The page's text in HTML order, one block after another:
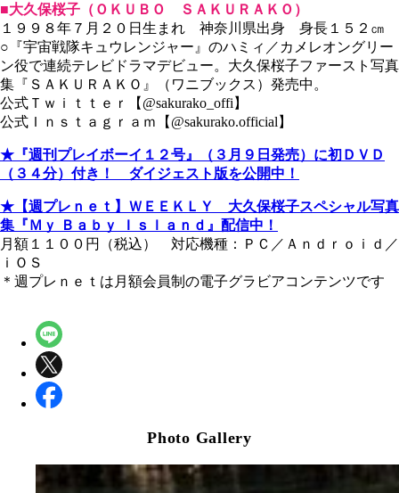
■大久保桜子（ＯＫＵＢＯ ＳＡＫＵＲＡＫＯ）
１９９８年７月２０日生まれ 神奈川県出身 身長１５２㎝
○『宇宙戦隊キュウレンジャー』のハミィ／カメレオングリー
ン役で連続テレビドラマデビュー。大久保桜子ファースト写真
集『ＳＡＫＵＲＡＫＯ』（ワニブックス）発売中。
公式Ｔｗｉｔｔｅｒ【@sakurako_offi】
公式Ｉｎｓｔａｇｒａｍ【@sakurako.official】
★『週刊プレイボーイ１２号』（３月９日発売）に初ＤＶＤ
（３４分）付き！ ダイジェスト版を公開中！
★【週プレｎｅｔ】ＷＥＥＫＬＹ 大久保桜子スペシャル写真
集『Ｍｙ Ｂａｂｙ Ｉｓｌａｎｄ』配信中！
月額１１００円（税込） 対応機種：ＰＣ／Ａｎｄｒｏｉｄ／
ｉＯＳ
＊週プレｎｅｔは月額会員制の電子グラビアコンテンツです
Photo Gallery